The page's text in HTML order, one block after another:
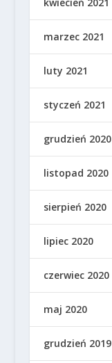
marzec 2021
luty 2021
styczeń 2021
grudzień 2020
listopad 2020
sierpień 2020
lipiec 2020
czerwiec 2020
maj 2020
grudzień 2019